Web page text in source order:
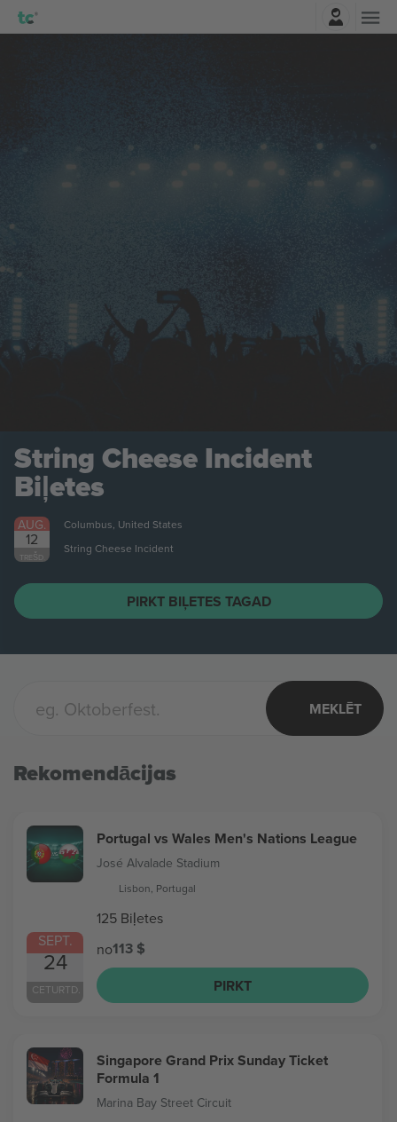
String Cheese Incident
Biļetes
AUG.
12
TREŠD.
Columbus, United States
String Cheese Incident
PIRKT BIĻETES TAGAD
MEKLĒT
Rekomendācijas
SEPT.
24
CETURTD.
Portugal vs Wales Men's Nations League
José Alvalade Stadium
Lisbon, Portugal
125 Biļetes
no113 $
PIRKT
Singapore Grand Prix Sunday Ticket
Formula 1
Marina Bay Street Circuit